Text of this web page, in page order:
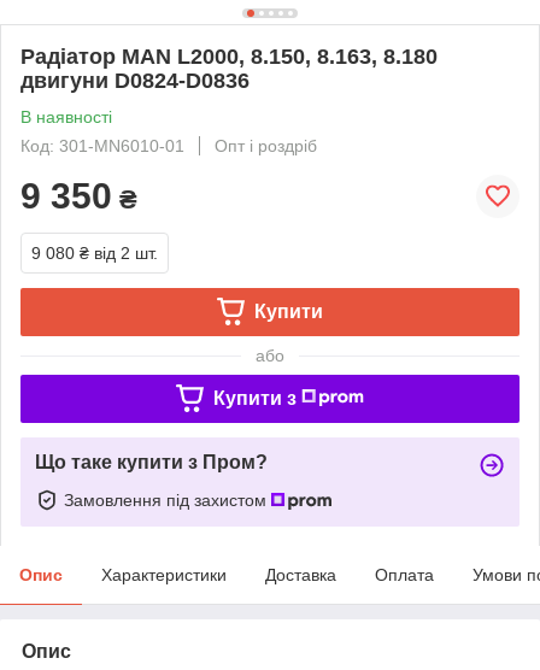
Радіатор MAN L2000, 8.150, 8.163, 8.180
двигуни D0824-D0836
В наявності
Код: 301-MN6010-01
Опт і роздріб
9 350 ₴
9 080 ₴ від 2 шт.
Купити
або
Купити з
Що таке купити з Пром?
Замовлення під захистом
Опис Характеристики Доставка Оплата Умови
Опис